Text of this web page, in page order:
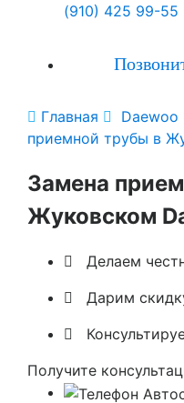
(910) 425 99-55
 Главная  Daewoo
приемной трубы в
Замена
Жуковском
 Делаем
 Дарим

Получите